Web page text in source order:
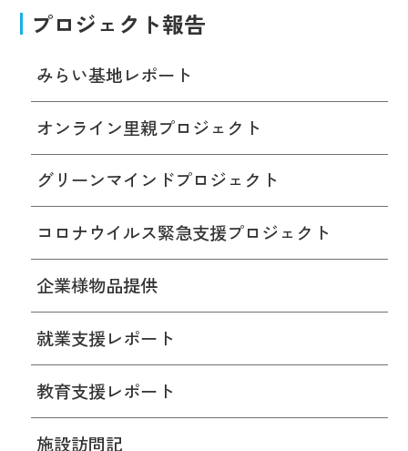
プロジェクト報告
みらい基地レポート
オンライン里親プロジェクト
グリーンマインドプロジェクト
コロナウイルス緊急支援プロジェクト
企業様物品提供
就業支援レポート
教育支援レポート
施設訪問記